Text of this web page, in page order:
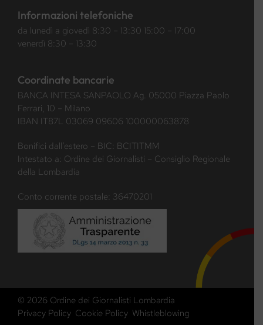
Informazioni telefoniche
da lunedì a giovedì 8:30 – 13:30 15:00 – 17:00
venerdì 8:30 – 13:30
Coordinate bancarie
BANCA INTESA SANPAOLO Ag. 05000 Piazza Paolo
Ferrari, 10 – Milano
IBAN IT87L 03069 09606 100000063878
Bonifici dall’estero – BIC: BCITITMM
Intestato a: Ordine dei Giornalisti – Consiglio Regionale
della Lombardia
Conto corrente postale: 36470201
© 2026 Ordine dei Giornalisti Lombardia
Privacy Policy Cookie Policy Whistleblowing